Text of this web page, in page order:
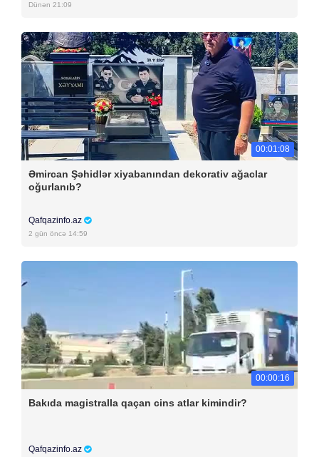
Dünən 21:09
00:01:08
Əmircan Şəhidlər xiyabanından dekorativ ağaclar
oğurlanıb?
Qafqazinfo.az
2 gün öncə 14:59
00:00:16
Bakıda magistralla qaçan cins atlar kimindir?
Qafqazinfo.az